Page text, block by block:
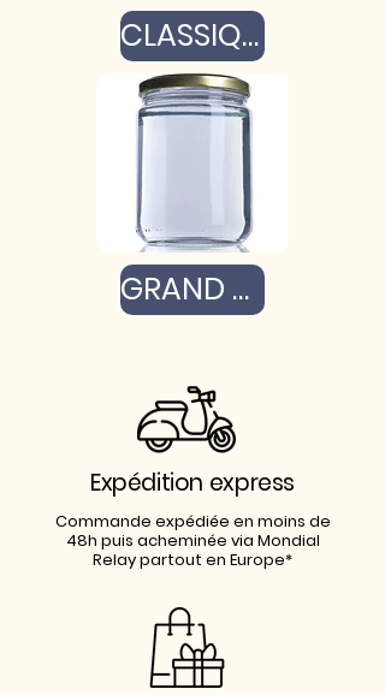
CLASSIQUE - 160g
GRAND - 400G
Expédition express
Commande expédiée en moins de
48h puis acheminée via Mondial
Relay partout en Europe*